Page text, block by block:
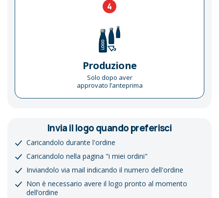
4
Produzione
Solo dopo aver
approvato l’anteprima
Invia il logo quando preferisci
Caricandolo durante l'ordine
Caricandolo nella pagina "i miei ordini"
Inviandolo via mail indicando il numero dell'ordine
Non è necessario avere il logo pronto al momento
dell’ordine